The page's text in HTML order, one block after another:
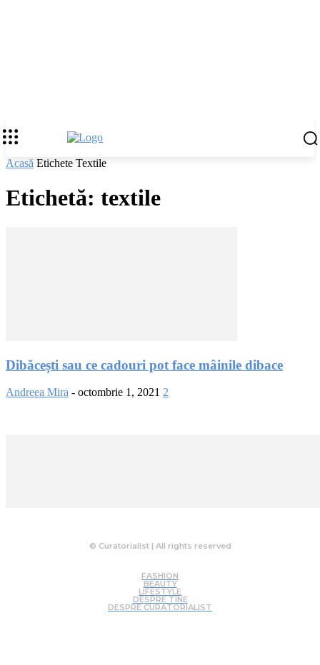
Acasă Etichete Textile
Etichetă: textile
Dibăcești sau ce cadouri pot face mâinile dibace
Andreea Mira - octombrie 1, 2021 2
© Curatorialist | All rights reserved
FASHION
BEAUTY
LIFESTYLE
DESPRE TINE
DESPRE CURATORIALIST